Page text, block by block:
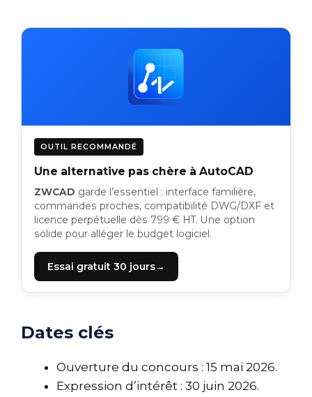
OUTIL RECOMMANDÉ
Une alternative pas chère à AutoCAD
ZWCAD garde l’essentiel : interface familière,
commandes proches, compatibilité DWG/DXF et
licence perpétuelle dès 799 € HT. Une option
solide pour alléger le budget logiciel.
Essai gratuit 30 jours
Dates clés
Ouverture du concours : 15 mai 2026.
Expression d’intérêt : 30 juin 2026.